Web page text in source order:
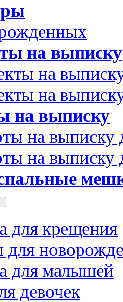
на выписку
на
на
на выписку
на выписку
на выписку
для крещения
для
для малышей
девочек